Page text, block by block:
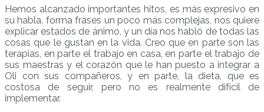
Hemos alcanzado importantes hitos, es más expresivo en
su habla, forma frases un poco más complejas, nos quiere
explicar estados de ánimo, y un día nos habló de todas las
cosas que le gustan en la vida. Creo que en parte son las
terapias, en parte el trabajo en casa, en parte el trabajo de
sus maestras y el corazón que le han puesto a integrar a
Oli con sus compañeros, y en parte, la dieta, que es
costosa de seguir, pero no es realmente difícil de
implementar.